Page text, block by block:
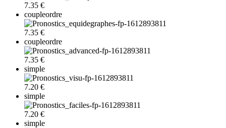
7.35 €
coupleordre
7.35 €
coupleordre
7.35 €
simple
7.20 €
simple
7.20 €
simple